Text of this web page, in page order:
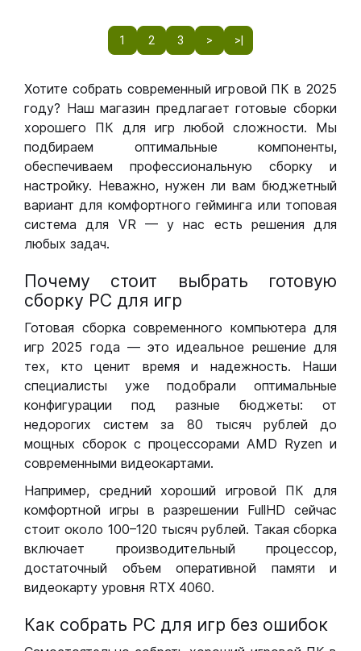
1 2 3 > >|
Хотите собрать современный игровой ПК в 2025
году? Наш магазин предлагает готовые сборки
хорошего ПК для игр любой сложности. Мы
подбираем оптимальные компоненты,
обеспечиваем профессиональную сборку и
настройку. Неважно, нужен ли вам бюджетный
вариант для комфортного гейминга или топовая
система для VR — у нас есть решения для
любых задач.
Почему стоит выбрать готовую
сборку РС для игр
Готовая сборка современного компьютера для
игр 2025 года — это идеальное решение для
тех, кто ценит время и надежность. Наши
специалисты уже подобрали оптимальные
конфигурации под разные бюджеты: от
недорогих систем за 80 тысяч рублей до
мощных сборок с процессорами AMD Ryzen и
современными видеокартами.
Например, средний хороший игровой ПК для
комфортной игры в разрешении FullHD сейчас
стоит около 100–120 тысяч рублей. Такая сборка
включает производительный процессор,
достаточный объем оперативной памяти и
видеокарту уровня RTX 4060.
Как собрать РС для игр без ошибок